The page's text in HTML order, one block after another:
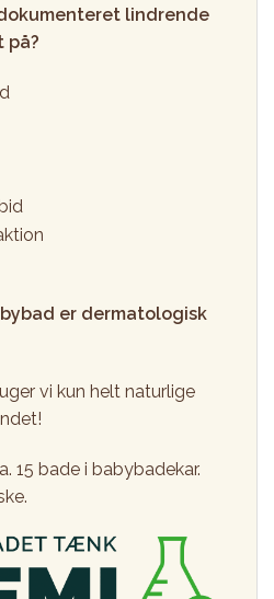
lindrende
på?
er dermatologisk
vi kun helt naturlige
15 bade i babybadekar.